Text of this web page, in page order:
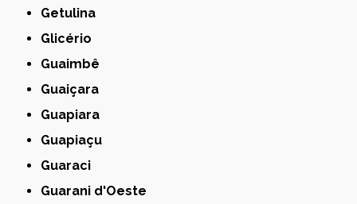
Getulina
Glicério
Guaimbê
Guaiçara
Guapiara
Guapiaçu
Guaraci
Guarani d'Oeste